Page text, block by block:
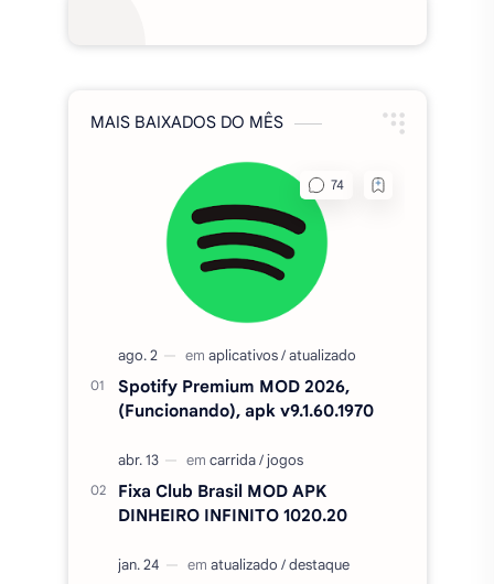
MAIS BAIXADOS DO MÊS
Spotify Premium MOD 2026,
(Funcionando), apk v9.1.60.1970
Fixa Club Brasil MOD APK
DINHEIRO INFINITO 1020.20